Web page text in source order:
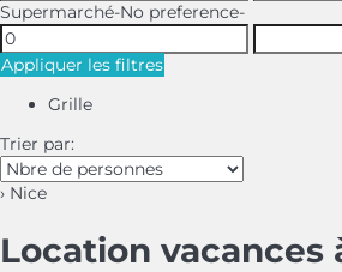
Supermarché-No preference-
Appliquer les filtres
Grille
Trier par:
› Nice
Location vacances